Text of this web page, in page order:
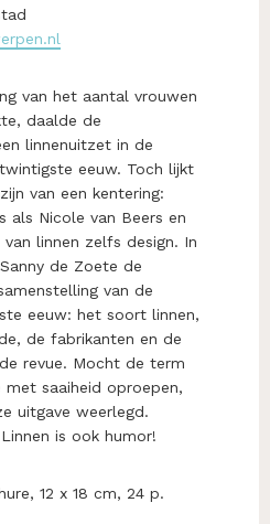
van het aantal vrouwen
daalde de
linnenuitzet in de
eeuw. Toch lijkt
van een kentering:
als Nicole van Beers en
van linnen zelfs design. In
de Zoete de
van de
eeuw: het soort linnen,
de fabrikanten en de
revue. Mocht de term
met saaiheid oproepen,
uitgave weerlegd.
is ook humor!
12 x 18 cm, 24 p.